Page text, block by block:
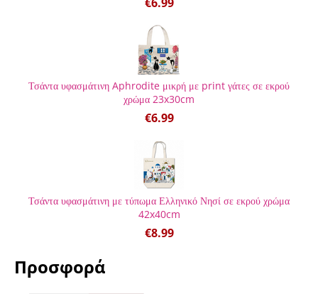
Τσάντα υφασμάτινη Aphrodite μικρή με print γάτες σε εκρού
χρώμα 23x30cm
€6.99
Τσάντα υφασμάτινη με τύπωμα Ελληνικό Νησί σε εκρού χρώμα
42x40cm
€8.99
Προσφορά